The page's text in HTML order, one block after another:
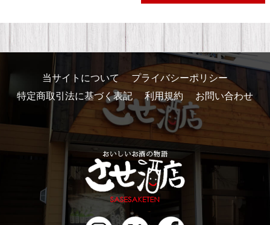
当サイトについて
プライバシーポリシー
特定商取引法に基づく表記
利用規約 お問い合わせ